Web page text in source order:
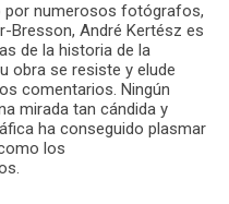
por numerosos fotógrafos,
Bresson, André Kertész es
de la historia de la
obra se resiste y elude
comentarios. Ningún
mirada tan cándida y
ha conseguido plasmar
los